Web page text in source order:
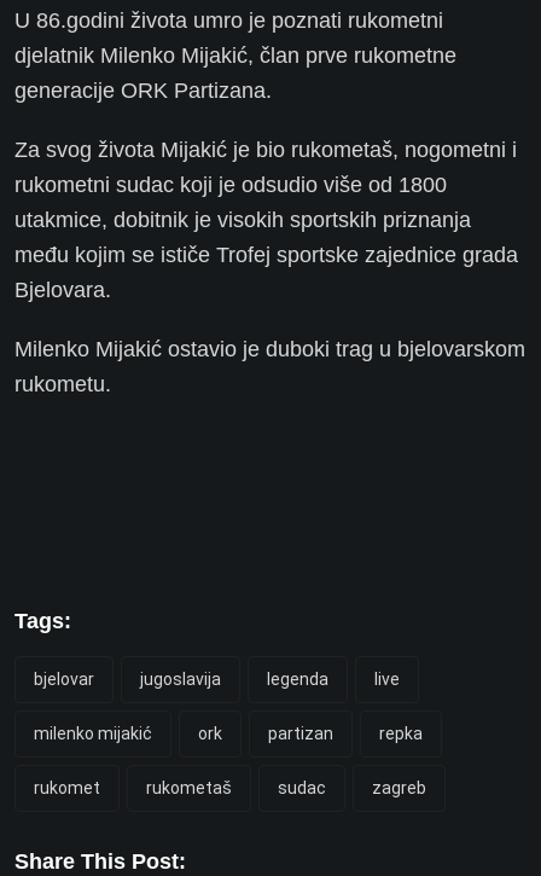
U 86.godini života umro je poznati rukometni
djelatnik Milenko Mijakić, član prve rukometne
generacije ORK Partizana.
Za svog života Mijakić je bio rukometaš, nogometni i
rukometni sudac koji je odsudio više od 1800
utakmice, dobitnik je visokih sportskih priznanja
među kojim se ističe Trofej sportske zajednice grada
Bjelovara.
Milenko Mijakić ostavio je duboki trag u bjelovarskom
rukometu.
Tags:
bjelovar jugoslavija legenda live
milenko mijakić ork partizan repka
rukomet rukometaš sudac zagreb
Share This Post: